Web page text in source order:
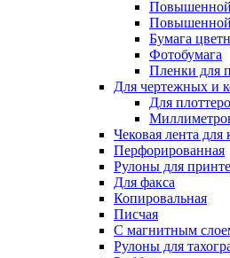
Повышенной
Повышенной
Бумага
Фотобумага
Пленки для
Для чертежных и
Для
Чековая лента для
Перфорированная
Рулоны для
Для факса
Копировальная
Писчая
С магнитным
Рулоны для